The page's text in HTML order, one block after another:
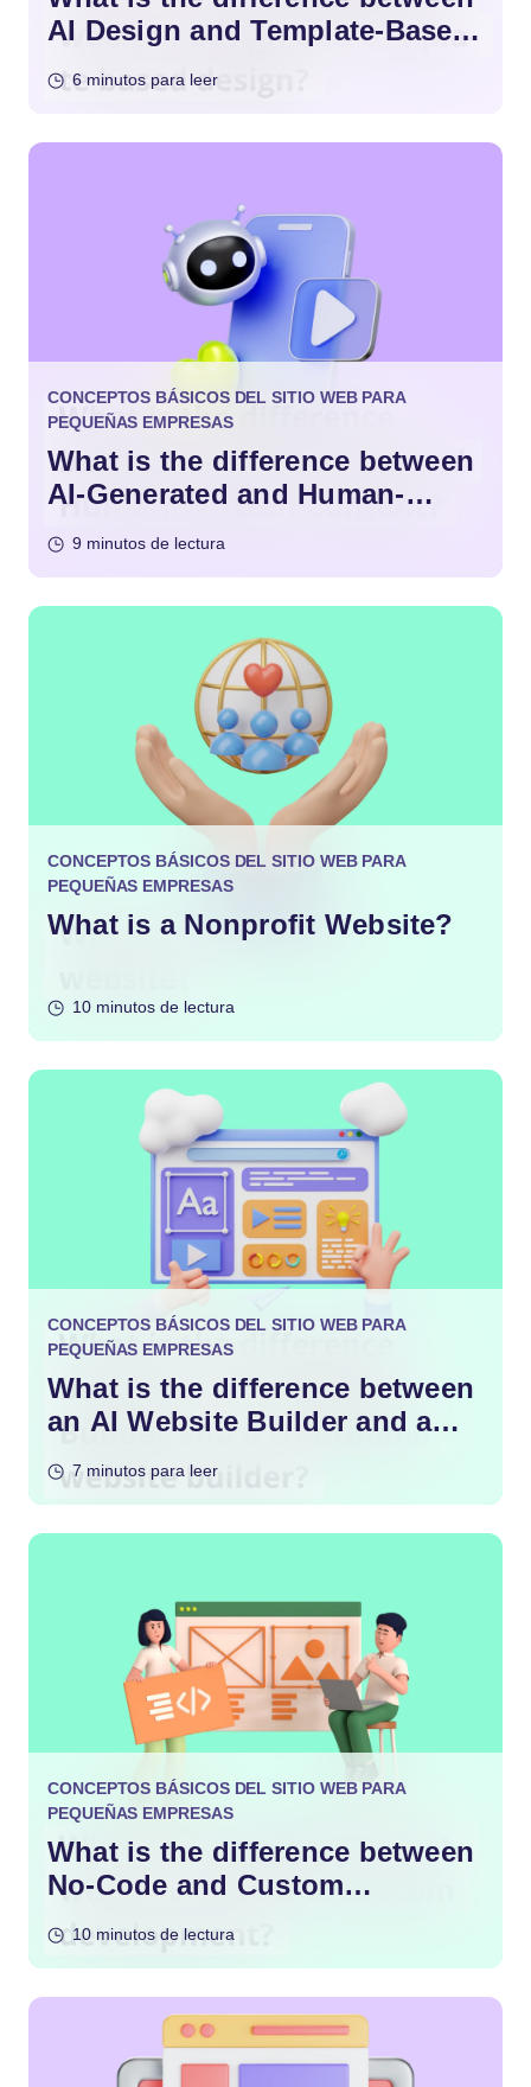
AI Design and Template-Based
6 minutos para leer
CONCEPTOS BÁSICOS DEL SITIO WEB PARA
PEQUEÑAS EMPRESAS
What is the difference between
AI-Generated and Human-
9 minutos de lectura
CONCEPTOS BÁSICOS DEL SITIO WEB PARA
PEQUEÑAS EMPRESAS
What is a Nonprofit Website?
10 minutos de lectura
CONCEPTOS BÁSICOS DEL SITIO WEB PARA
PEQUEÑAS EMPRESAS
What is the difference between
an AI Website Builder and a
7 minutos para leer
CONCEPTOS BÁSICOS DEL SITIO WEB PARA
PEQUEÑAS EMPRESAS
What is the difference between
No-Code and Custom
10 minutos de lectura